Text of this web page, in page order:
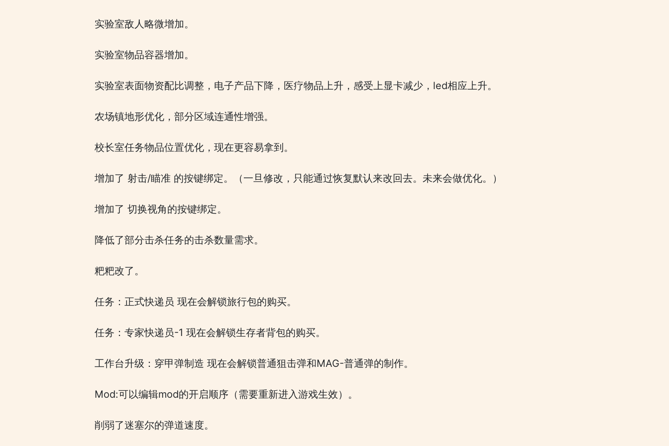
实验室敌人略微增加。
实验室物品容器增加。
实验室表面物资配比调整，电子产品下降，医疗物品上升，感受上显卡减少，led相应上升。
农场镇地形优化，部分区域连通性增强。
校长室任务物品位置优化，现在更容易拿到。
增加了 射击/瞄准 的按键绑定。（一旦修改，只能通过恢复默认来改回去。未来会做优化。）
增加了 切换视角的按键绑定。
降低了部分击杀任务的击杀数量需求。
粑粑改了。
任务：正式快递员 现在会解锁旅行包的购买。
任务：专家快递员-1 现在会解锁生存者背包的购买。
工作台升级：穿甲弹制造 现在会解锁普通狙击弹和MAG-普通弹的制作。
Mod:可以编辑mod的开启顺序（需要重新进入游戏生效）。
削弱了迷塞尔的弹道速度。